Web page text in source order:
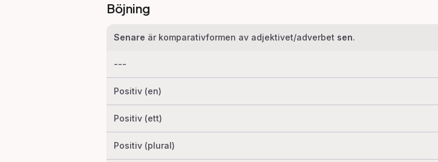
Böjning
Senare är komparativformen av adjektivet/adverbet sen.
---
Positiv (en)
Positiv (ett)
Positiv (plural)